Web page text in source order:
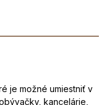
je možné umiestniť v
kancelárie,